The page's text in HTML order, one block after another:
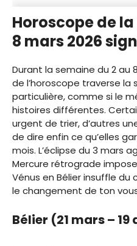
Horoscope de
8 mars 2026
Durant la semaine du 2 au
de l’horoscope traverse la
particulière, comme si le
histoires différentes.
urgent de trier, d’autres
de dire enfin ce qu’elles
mois. L’éclipse du 3 mars
Mercure rétrograde
Vénus en Bélier insuffle du
le changement de ton
Bélier (21 mars –